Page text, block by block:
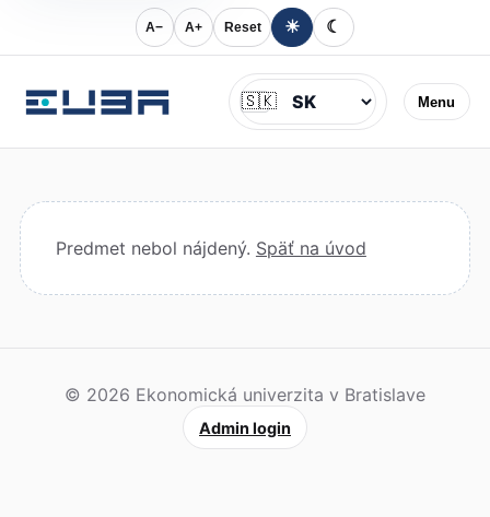
A− A+ Reset ☀ ☾
Menu
Jazyk
🇸🇰
Predmet nebol nájdený. Späť na úvod
© 2026 Ekonomická univerzita v Bratislave
Admin login